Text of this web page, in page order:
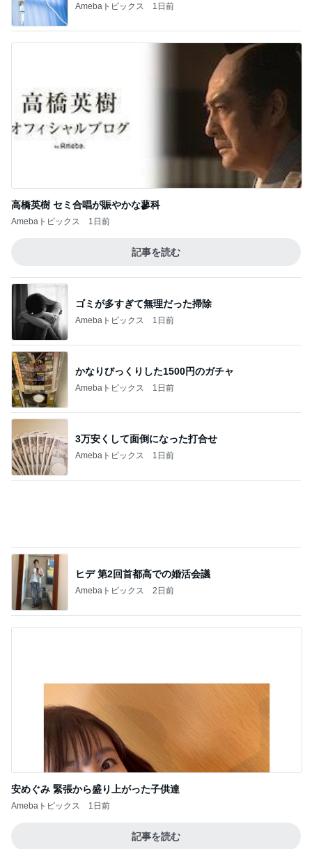
Amebaトピックス 1日前
高橋英樹 セミ合唱が賑やかな蓼科
Amebaトピックス 1日前
記事を読む
ゴミが多すぎて無理だった掃除
Amebaトピックス 1日前
かなりびっくりした1500円のガチャ
Amebaトピックス 1日前
3万安くして面倒になった打合せ
Amebaトピックス 1日前
安めぐみ 緊張から盛り上がった子供達
Amebaトピックス 1日前
記事を読む
Amebaトピックス 24時間前